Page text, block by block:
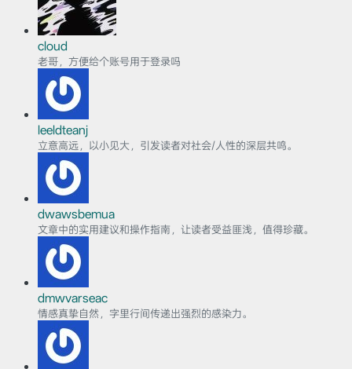
cloud
老哥，方便给个账号用于登录吗
leeldteanj
立意高远，以小见大，引发读者对社会/人性的深层共鸣。
dwawsbemua
文章中的实用建议和操作指南，让读者受益匪浅，值得珍藏。
dmwvarseac
情感真挚自然，字里行间传递出强烈的感染力。